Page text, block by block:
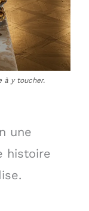
à y toucher.
une
histoire